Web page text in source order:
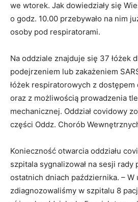
we wtorek. Jak dowiedziały się
o godz. 10.00 przebywało na nim
osoby pod respiratorami.
Na oddziale znajduje się 37 łóżek
podejrzeniem lub zakażeniem
łóżek respiratorowych z
oraz z możliwością prowadzenia
mechanicznej. Oddział covidowy
części Oddz. Chorób
Konieczność otwarcia oddziału
szpitala sygnalizował na sesji rady
ostatnich dniach października. – W
zdiagnozowaliśmy w szpitalu 8